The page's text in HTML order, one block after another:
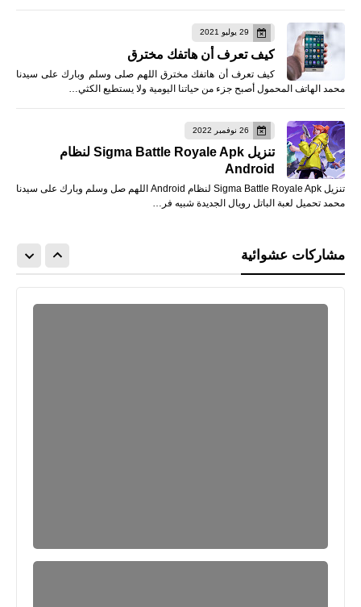
29 يوليو 2021
كيف تعرف أن هاتفك مخترق
كيف تعرف أن هاتفك مخترق اللهم صلى وسلم وبارك على سيدنا
محمد الهاتف المحمول أصبح جزء من حياتنا اليومية ولا يستطيع الكثي…
26 نوفمبر 2022
تنزيل Sigma Battle Royale Apk لنظام
Android
تنزيل Sigma Battle Royale Apk لنظام Android اللهم صل وسلم وبارك على سيدنا
محمد تحميل لعبة الباتل رويال الجديدة شبيه فر…
مشاركات عشوائية